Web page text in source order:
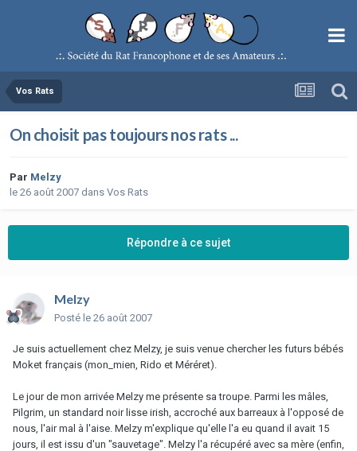
Vos Rats
On choisit pas toujours nos rats ...
Par Melzy
le 26 août 2007 dans Vos Rats
Répondre à ce sujet
Melzy
Posté le 26 août 2007
Je suis actuellement chez Melzy, je suis venue chercher les futurs bébés
Moket français (mon_mien, Rido et Méréret).
Le jour de mon arrivée Melzy me présente sa troupe. Parmi les mâles,
Pilgrim, un standard noir lisse irish, accroché aux barreaux à l'opposé de
nous, l'air mal à l'aise. Melzy m'explique qu'elle l'a eu quand il avait 15
jours, il est issu d'un "sauvetage". Melzy l'a récupéré avec sa mère (enfin,